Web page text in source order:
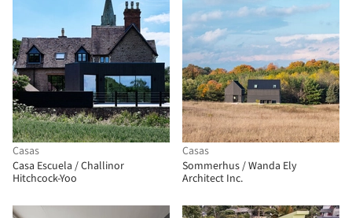
Casas
Casa Escuela / Challinor
Hitchcock-Yoo
Casas
Sommerhus / Wanda Ely
Architect Inc.